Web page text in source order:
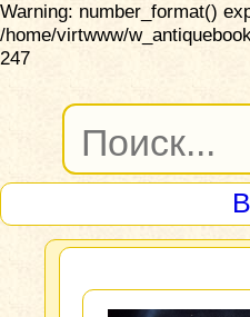
Warning: number_format()
/home/virtwww/
247